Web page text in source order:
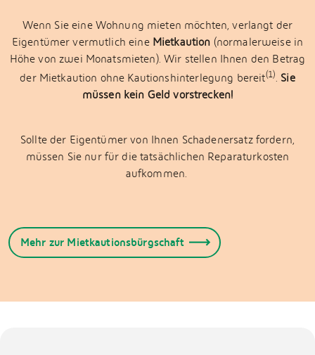
Wenn Sie eine Wohnung mieten möchten, verlangt der
Eigentümer vermutlich eine Mietkaution (normalerweise in
Höhe von zwei Monatsmieten). Wir stellen Ihnen den Betrag
der Mietkaution ohne Kautionshinterlegung bereit(1). Sie
müssen kein Geld vorstrecken!
Sollte der Eigentümer von Ihnen Schadenersatz fordern,
müssen Sie nur für die tatsächlichen Reparaturkosten
aufkommen.
Mehr zur Mietkautionsbürgschaft